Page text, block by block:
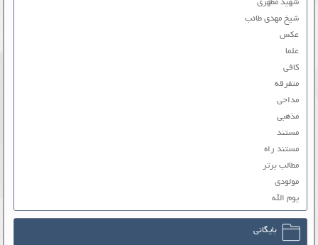
شهید مطهری
شیخ مهدی طائب
عکس
علما
کافی
متفرقه
مداحی
مذهبی
مستند
مستند راه
مطالب برتر
مولودی
یوم الله
بایگانی